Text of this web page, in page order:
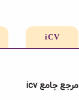
iCV
مرجع جامع icv